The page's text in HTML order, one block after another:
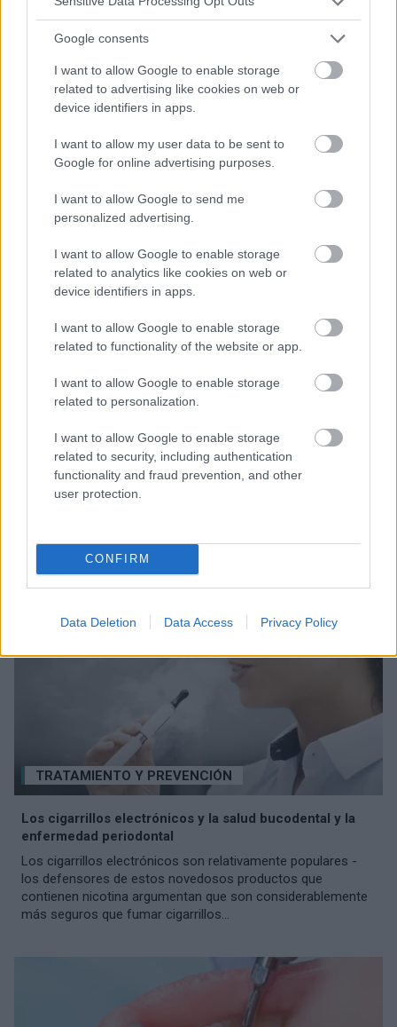
Google consents
I want to allow Google to enable storage
related to advertising like cookies on web or
device identifiers in apps.
I want to allow my user data to be sent to
Google for online advertising purposes.
I want to allow Google to send me
personalized advertising.
I want to allow Google to enable storage
related to analytics like cookies on web or
device identifiers in apps.
I want to allow Google to enable storage
related to functionality of the website or app.
I want to allow Google to enable storage
related to personalization.
I want to allow Google to enable storage
related to security, including authentication
functionality and fraud prevention, and other
user protection.
CONFIRM
Data Deletion Data Access Privacy Policy
contraindicaciones
Una sonrisa bonita y sana es el sueño de muchos de
nosotros. Una higiene adecuada es el primer paso para
conseguir la sonrisa de sus sueños. Los servicios de
TRATAMIENTO Y PREVENCIÓN
¿Cómo lidiar con el mal aliento por las mañanas?
Un olor desagradable, a pesar de lavarnos los dientes por la
noche, aparece en nuestra boca cada mañana. ¿Existe
alguna forma de hacer frente a este problema?
TRATAMIENTO Y PREVENCIÓN
Los cigarrillos electrónicos y la salud bucodental y la
enfermedad periodontal
Los cigarrillos electrónicos son relativamente populares -
los defensores de estos novedosos productos que
contienen nicotina argumentan que son considerablemente
más seguros que fumar cigarrillos...